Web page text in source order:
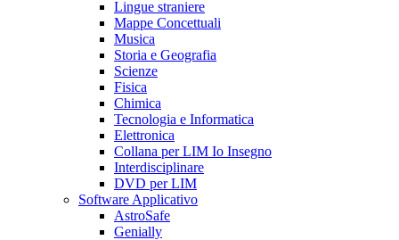
Lingue straniere
Mappe Concettuali
Musica
Storia e Geografia
Scienze
Fisica
Chimica
Tecnologia e Informatica
Elettronica
Collana per LIM Io Insegno
Interdisciplinare
DVD per LIM
Software Applicativo
AstroSafe
Genially